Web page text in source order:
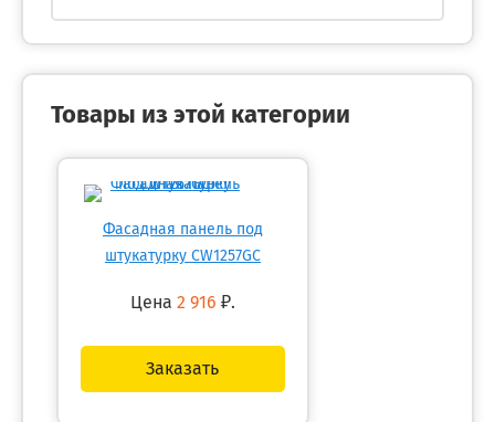
Товары из этой категории
Фасадная панель под
штукатурку CW1257GC
Цена 2 916 ₽.
Заказать